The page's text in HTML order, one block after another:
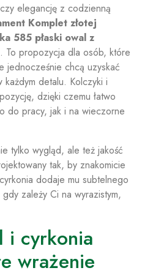
elegancję z codzienną
Komplet złotej
585 płaski owal z
. To propozycja dla osób, które
jednocześnie chcą uzyskać
detalu. Kolczyki i
dzięki czemu łatwo
do pracy, jak i na wieczorne
tylko wygląd, ale też jakość
tak, by znakomicie
dodaje mu subtelnego
zależy Ci na wyrazistym,
i cyrkonia
wrażenie